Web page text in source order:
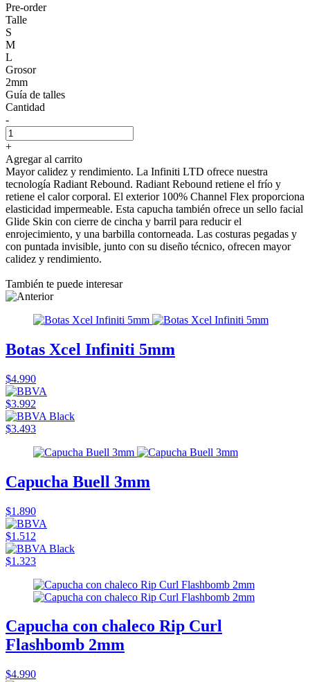
Pre-order
Talle
S
M
L
Grosor
2mm
Guía de talles
Cantidad
-
+
Agregar al carrito
Mayor calidez y rendimiento. La Infiniti LTD ofrece nuestra
tecnología Radiant Rebound. Radiant Rebound retiene el frío y
retiene el calor corporal. El exterior 100% Channel Flex proporciona
elasticidad impermeable. Esta capucha también ofrece un sello facial
Glide Skin con cierre de cincha y barril para reducir el
enrojecimiento, y una barbilla contorneada. Las costuras pegadas y
con puntada invisible, junto con su diseño técnico, ofrecen mayor
calidez y rendimiento.
También te puede interesar
Botas Xcel Infiniti 5mm
$4.990
$3.992
$3.493
Capucha Buell 3mm
$1.890
$1.512
$1.323
Capucha con chaleco Rip Curl
Flashbomb 2mm
$4.990